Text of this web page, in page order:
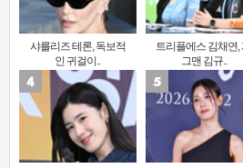
샤를리즈 테론, 독보적
인 귀걸이..
트리플에스 김채연,
그맨 김규..